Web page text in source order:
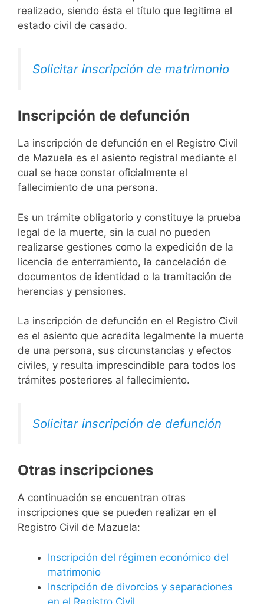
realizado, siendo ésta el título que legitima el
estado civil de casado.
Solicitar inscripción de matrimonio
Inscripción de defunción
La inscripción de defunción en el Registro Civil
de Mazuela es el asiento registral mediante el
cual se hace constar oficialmente el
fallecimiento de una persona.
Es un trámite obligatorio y constituye la prueba
legal de la muerte, sin la cual no pueden
realizarse gestiones como la expedición de la
licencia de enterramiento, la cancelación de
documentos de identidad o la tramitación de
herencias y pensiones.
La inscripción de defunción en el Registro Civil
es el asiento que acredita legalmente la muerte
de una persona, sus circunstancias y efectos
civiles, y resulta imprescindible para todos los
trámites posteriores al fallecimiento.
Solicitar inscripción de defunción
Otras inscripciones
A continuación se encuentran otras
inscripciones que se pueden realizar en el
Registro Civil de Mazuela:
Inscripción del régimen económico del
matrimonio
Inscripción de divorcios y separaciones
en el Registro Civil